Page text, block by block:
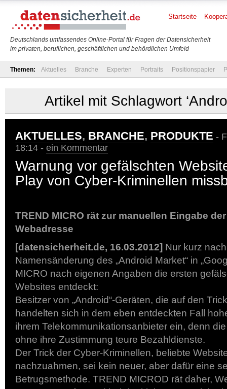
Deutschlands umfassendes Online-Portal für Fragen der Datensicherheit
im privaten, beruflichen, geschäftlichen und behördlichen Umfeld
Startseite
Themen: Aktuelles Branche Experten Portraits Positionspapier
Artikel mit Schlagwort
AKTUELLES, BRANCHE, PRODUKTE -
18:14 - ein Kommentar
Warnung vor gefälschten
Play von Cyber-Kriminellen
TREND MICRO rät zur manuellen Eingabe
Webadresse
[datensicherheit.de, 16.03.2012] Nur kurz
Namensänderung des „Android Market“ in
MICRO nach eigenen Angaben die ersten
Websites entdeckt:
Besitzer von „Android“-Geräten, die auf den
handelten sich in dem eben entdeckten Fall
ihrem Telekommunikationsanbieter ein, denn
ohne ihre Zustimmung teure Bezahldienste.
Der Trick der Cyber-Kriminellen, beliebte
nachzuahmen, sei kein neuer, aber dafür eine
Betrugsmethode. TREND MICROD rät daher,